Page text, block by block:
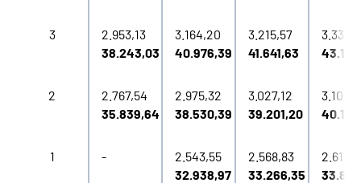
3
2.953,13
38.243,03
3.164,20
40.976,39
3.215,57
41.641,63
2
2.767,54
35.839,64
2.975,32
38.530,39
3.027,12
39.201,20
1 -
2.543,55
32.938,97
2.568,83
33.266,35